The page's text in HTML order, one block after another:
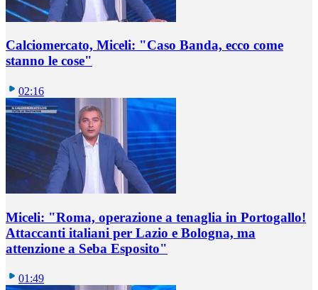
Calciomercato, Miceli: "Caso Banda, ecco come
stanno le cose"
02:16
Miceli: "Roma, operazione a tenaglia in Portogallo!
Attaccanti italiani per Lazio e Bologna, ma
attenzione a Seba Esposito"
01:49